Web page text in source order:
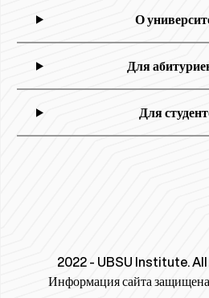
О
Для
Для
2022 - UBSU Institute.
Информация сайта защищена